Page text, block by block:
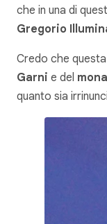
che in una di
Gregorio
Credo che
Garni e del
quanto sia